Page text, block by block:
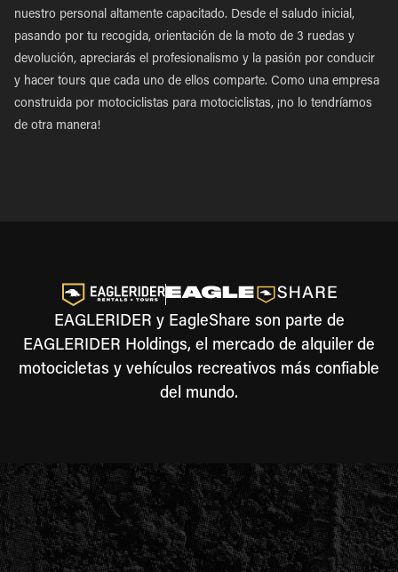
nuestro personal altamente capacitado. Desde el saludo inicial,
pasando por tu recogida, orientación de la moto de 3 ruedas y
devolución, apreciarás el profesionalismo y la pasión por conducir
y hacer tours que cada uno de ellos comparte. Como una empresa
construida por motociclistas para motociclistas, ¡no lo tendríamos
de otra manera!
EAGLERIDER y EagleShare son parte de
EAGLERIDER Holdings, el mercado de alquiler de
motocicletas y vehículos recreativos más confiable
del mundo.